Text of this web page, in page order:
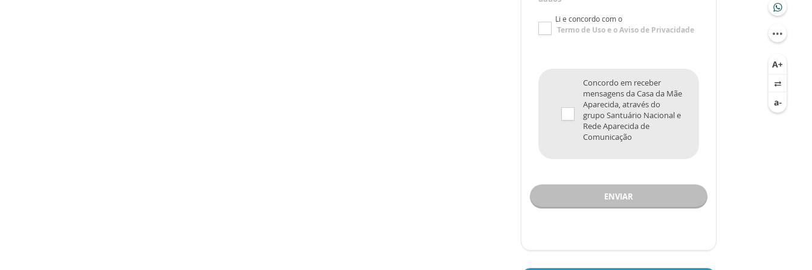
Li e concordo com o
Termo de Usoe oAviso de Privacidade
Concordo em receber
mensagens da Casa da Mãe
Aparecida, através do
grupo Santuário Nacional e
Rede Aparecida de
Comunicação
ENVIAR